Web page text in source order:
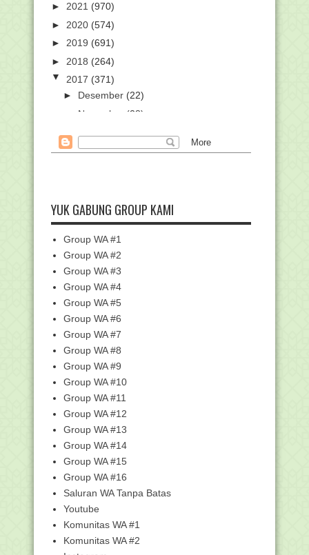
► 2021 (970)
► 2020 (574)
► 2019 (691)
► 2018 (264)
▼ 2017 (371)
► Desember (22)
November
(28)
Diawal Abad XX, Muslim Nusantara di
MIMPI ABAH GURU SEKUMPUL
DIBERIKAN GELAR KEWALIAN
INFORMASI AWAL PLPG KEMENAG
2017 DI UNIVERSITAS NE...
Gak Mau Kena Blokir? Ini Cara
Registrasi Kartu Pra...
Karamah dalam Suatu Karya Para
Ulama
Informasi Persiapan Penyelenggaraan
UN dan UAMBN T...
GENERASI BAHAGIA Itu, generasi
kelahiran 1970-1990an
Cara dapatkan Info Terupdate Peserta
Sergur 2017
Latihan Try Out UN Online GRATIS,,
Ayo Bagikan.......
BUKAN KARENA TAKUT KEPADA
ISTERI
Logo Halal MUI Bakal Tak Berlaku Lagi
SEBERAPA SERINGKAH HABIB UMAR
BIN HAFIDZ DATANG KE...
Penampilan atau ...
Kenapa Tidak Kalian Saja Ahlul Yaman
YUK GABUNG GROUP KAMI
Group WA #1
Group WA #2
Group WA #3
Group WA #4
Group WA #5
Group WA #6
Group WA #7
Group WA #8
Group WA #9
Group WA #10
Group WA #11
Group WA #12
Group WA #13
Group WA #14
Group WA #15
Group WA #16
Saluran WA Tanpa Batas
Youtube
Komunitas WA #1
Komunitas WA #2